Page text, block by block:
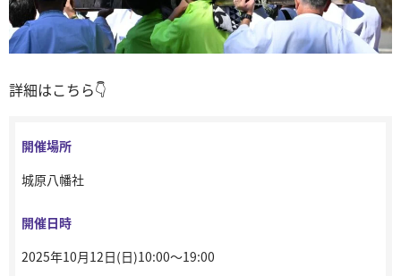
詳細はこちら👇
開催場所
城原八幡社
開催日時
2025年10月12日(日)10:00～19:00